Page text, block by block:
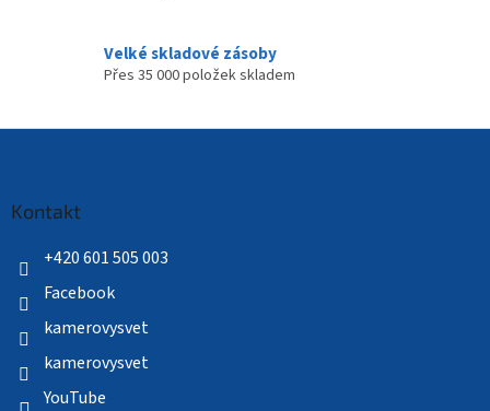
Velké skladové zásoby
Přes 35 000 položek skladem
Kontakt
+420 601 505 003
Facebook
kamerovysvet
kamerovysvet
YouTube